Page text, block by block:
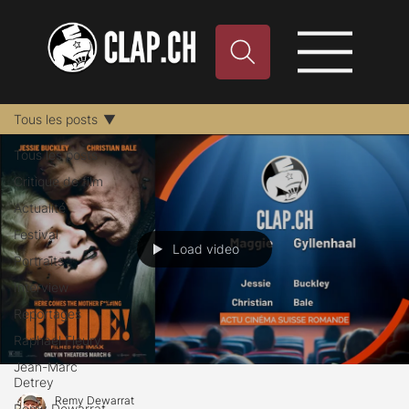
Tous les posts
Critique de film
Actualité
Festival
Portraits
Interview
Reportages
Raphael Fleury
Jean-Marc
Detrey
Tous les posts
Load video
Remy Dewarrat